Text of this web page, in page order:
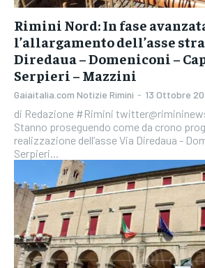
Rimini Nord: In fase
l’allargamento dell’asse
Diredaua – Domeniconi –
Serpieri – Mazzini
Gaiaitalia.com Notizie Rimini - 13 Ottobre
di Redazione #Rimini
Stanno proseguendo come da crono
realizzazione dell’asse Via Diredaua -
Serpieri...